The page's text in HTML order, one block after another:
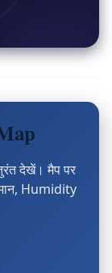
देखें। मैप पर
Humidity